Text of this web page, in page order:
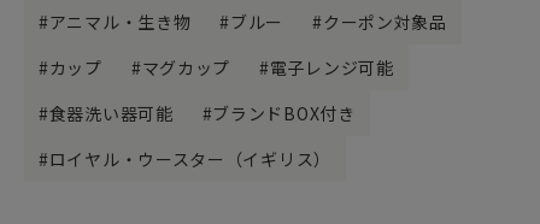
アニマル・生き物 ブルー
クーポン対象品
カップ
マグカップ
電子レンジ可能
食器洗い器可能
ブランドBOX付き
ロイヤル・ウースター（イギリス）